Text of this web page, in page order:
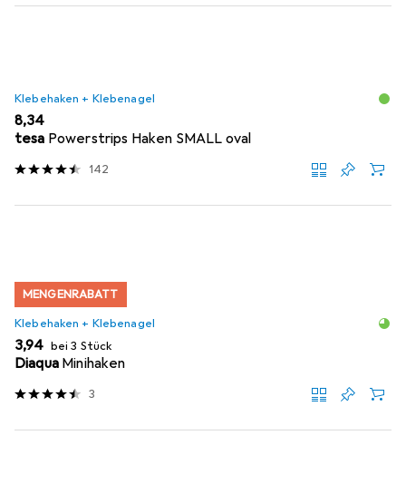
Klebehaken + Klebenagel
EUR
8,34
tesa Powerstrips Haken SMALL oval
142
MENGENRABATT
Klebehaken + Klebenagel
EUR
3,94 bei 3 Stück
Diaqua Minihaken
3